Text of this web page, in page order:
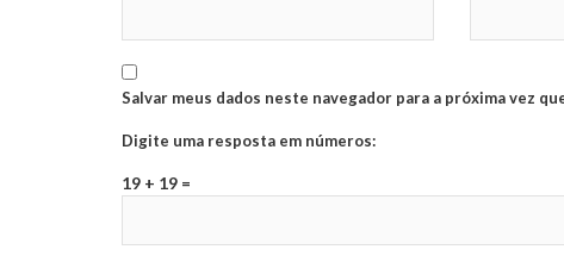
Salvar meus dados neste navegador para a próxima vez
Digite uma resposta em números:
19 + 19 =